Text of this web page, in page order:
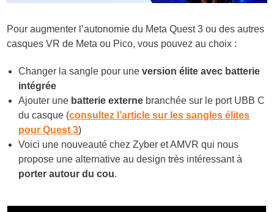
Pour augmenter l’autonomie du Meta Quest 3 ou des autres
casques VR de Meta ou Pico, vous pouvez au choix :
Changer la sangle pour une version élite avec batterie
intégrée
Ajouter une batterie externe branchée sur le port UBB C
du casque (consultez l’article sur les sangles élites
pour Quest 3)
Voici une nouveauté chez Zyber et AMVR qui nous
propose une alternative au design très intéressant à
porter autour du cou.